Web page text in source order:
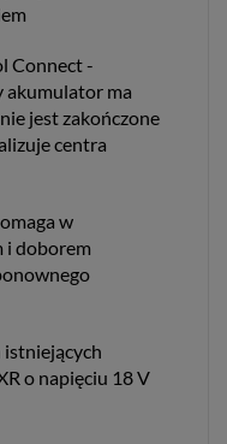
Connect -
akumulator ma
jest zakończone
centra
w
i doborem
o napięciu 18 V